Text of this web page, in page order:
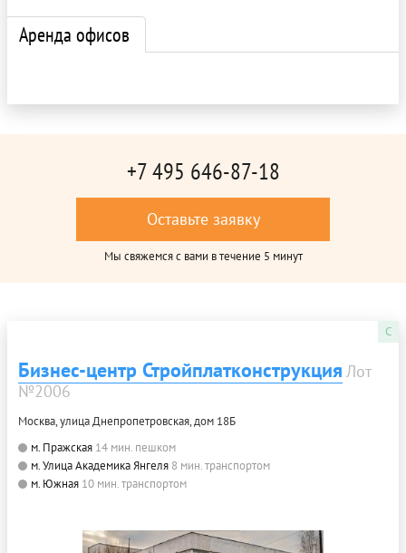
Аренда офисов
+7 495 646-87-18
Оставьте заявку
Мы свяжемся с вами в течение 5 минут
C
Бизнес-центр Стройплатконструкция Лот
№2006
Москва, улица Днепропетровская, дом 18Б
м. Пражская 14 мин. пешком
м. Улица Академика Янгеля 8 мин. транспортом
м. Южная 10 мин. транспортом